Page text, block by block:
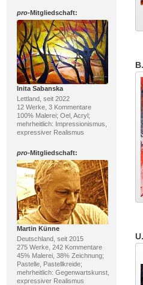
pro-Mitgliedschaft:
Inita Sabanska
Lettland, seit 2022
12 Werke, 3 Kommentare
100% Malerei; Oel, Acryl;
mehrheitlich: Impressionismus,
expressiver Realismus
pro-Mitgliedschaft:
Martin Künne
Deutschland, seit 2015
275 Werke, 242 Kommentare
45% Malerei, 38% Zeichnung;
Pastelle, Pastellkreide;
mehrheitlich: Gegenwartskunst,
expressiver Realismus